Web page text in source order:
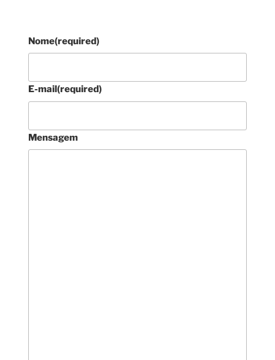
Nome(required)
E-mail(required)
Mensagem